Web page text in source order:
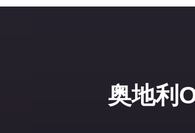
奥地利